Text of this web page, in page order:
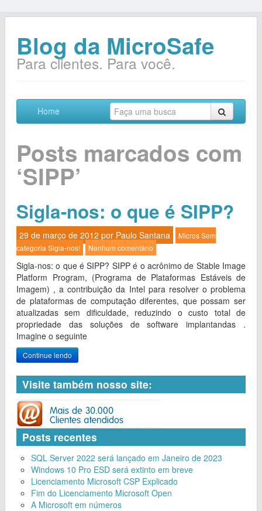
Blog da MicroSafe
Para clientes. Para você.
Home
Posts marcados com
‘SIPP’
Sigla-nos: o que é SIPP?
29 de março de 2012 por Paulo Santana MicrosSem
categoria Sigla-nos! Nenhum comentário
Sigla-nos: o que é SIPP? SIPP é o acrônimo de Stable Image
Platform Program, (Programa de Plataformas Estáveis de
Imagem) , a contribuição da Intel para resolver o problema
de plataformas de computação diferentes, que possam ser
atualizadas sem dificuldade, reduzindo o custo total de
propriedade das soluções de software implantandas .
Imagine o seguinte
Continue lendo
Visite também nosso site:
Posts recentes
SQL Server 2022 será lançado em Janeiro de 2023
Windows 10 Pro ESD será extinto em breve
Licenciamento Microsoft CSP Explicado
Fim do Licenciamento Microsoft Open
A Microsoft em números